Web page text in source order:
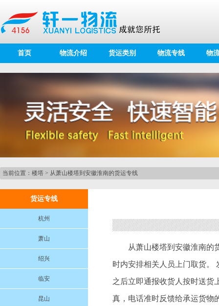
首页 物流介绍 货运类别 物流专线 物
当前位置： 楼塔 > 从萧山楼塔到安徽淮南的货运专线
货运专线
杭州
萧山
绍兴
临安
昆山
从萧山楼塔到安徽淮南的
时内安排相关人员上门取货。
之后立即通报收货人按时送货
真，电话准时反馈给承运货物